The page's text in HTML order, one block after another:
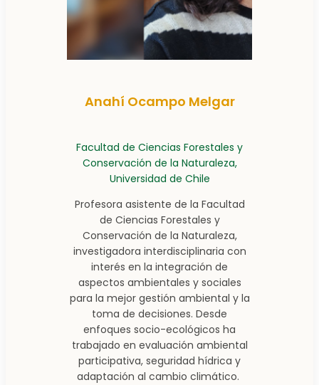
Anahí Ocampo Melgar
Facultad de Ciencias Forestales y
Conservación de la Naturaleza,
Universidad de Chile
Profesora asistente de la Facultad
de Ciencias Forestales y
Conservación de la Naturaleza,
investigadora interdisciplinaria con
interés en la integración de
aspectos ambientales y sociales
para la mejor gestión ambiental y la
toma de decisiones. Desde
enfoques socio-ecológicos ha
trabajado en evaluación ambiental
participativa, seguridad hídrica y
adaptación al cambio climático.